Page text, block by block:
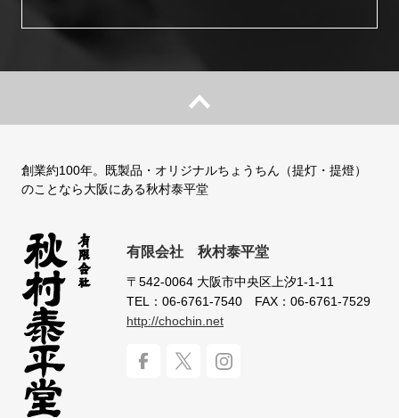
創業約100年。既製品・オリジナルちょうちん（提灯・提燈）
のことなら大阪にある秋村泰平堂
有限会社 秋村泰平堂
〒542-0064 大阪市中央区上汐1-1-11
TEL：06-6761-7540 FAX：06-6761-7529
http://chochin.net